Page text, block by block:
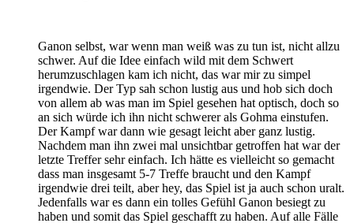
Ganon selbst, war wenn man weiß was zu tun ist, nicht allzu
schwer. Auf die Idee einfach wild mit dem Schwert
herumzuschlagen kam ich nicht, das war mir zu simpel
irgendwie. Der Typ sah schon lustig aus und hob sich doch
von allem ab was man im Spiel gesehen hat optisch, doch so
an sich würde ich ihn nicht schwerer als Gohma einstufen.
Der Kampf war dann wie gesagt leicht aber ganz lustig.
Nachdem man ihn zwei mal unsichtbar getroffen hat war der
letzte Treffer sehr einfach. Ich hätte es vielleicht so gemacht
dass man insgesamt 5-7 Treffe braucht und den Kampf
irgendwie drei teilt, aber hey, das Spiel ist ja auch schon uralt.
Jedenfalls war es dann ein tolles Gefühl Ganon besiegt zu
haben und somit das Spiel geschafft zu haben. Auf alle Fälle